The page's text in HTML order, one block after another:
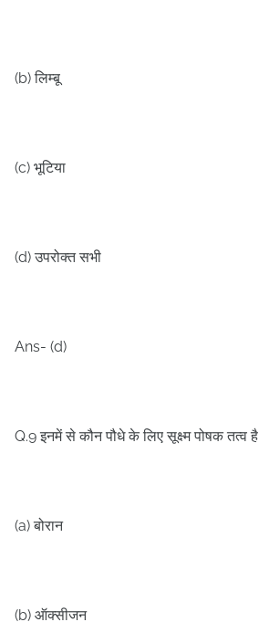
(b)लिम्बू
(c) भूटिया
(d)उपरोक्त सभी
Ans- (d)
Q.9इनमें से कौन पौधे के लिए सूक्ष्म पोषक तत्व है
(a)बोरान
(b) ऑक्सीजन